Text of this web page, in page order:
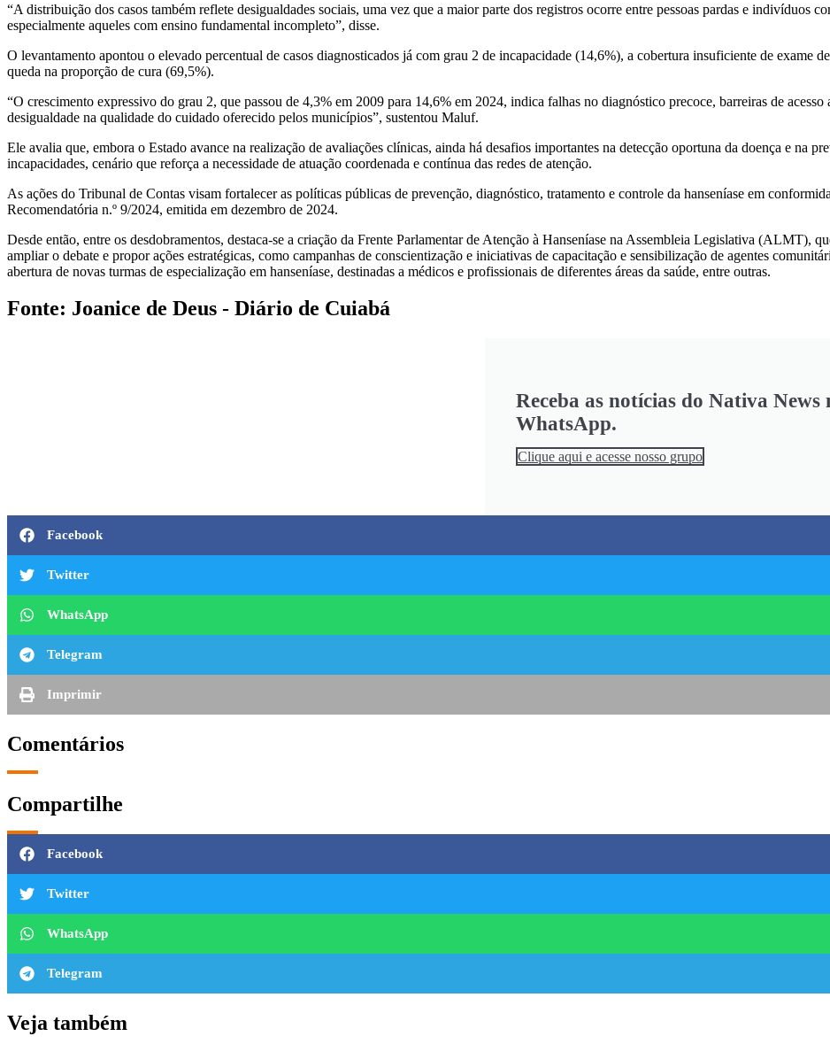
“A distribuição dos casos também reflete desigualdades sociais, uma vez que a maior parte dos registros ocorre entre pessoas pardas e indivíduos
especialmente aqueles com ensino fundamental incompleto”, disse.
O levantamento apontou o elevado percentual de casos diagnosticados já com grau 2 de incapacidade (14,6%), a cobertura insuficiente de exame
queda na proporção de cura (69,5%).
“O crescimento expressivo do grau 2, que passou de 4,3% em 2009 para 14,6% em 2024, indica falhas no diagnóstico precoce, barreiras de acesso
desigualdade na qualidade do cuidado oferecido pelos municípios”, sustentou Maluf.
Ele avalia que, embora o Estado avance na realização de avaliações clínicas, ainda há desafios importantes na detecção oportuna da doença e na
incapacidades, cenário que reforça a necessidade de atuação coordenada e contínua das redes de atenção.
As ações do Tribunal de Contas visam fortalecer as políticas públicas de prevenção, diagnóstico, tratamento e controle da hanseníase em
Recomendatória n.º 9/2024, emitida em dezembro de 2024.
Desde então, entre os desdobramentos, destaca-se a criação da Frente Parlamentar de Atenção à Hanseníase na Assembleia Legislativa (ALMT),
ampliar o debate e propor ações estratégicas, como campanhas de conscientização e iniciativas de capacitação e sensibilização de agentes
abertura de novas turmas de especialização em hanseníase, destinadas a médicos e profissionais de diferentes áreas da saúde, entre outras.
Fonte: Joanice de Deus - Diário de Cuiabá
Receba as notícias do Nativa News
WhatsApp.
Clique aqui e acesse nosso grupo
Facebook
Twitter
WhatsApp
Telegram
Imprimir
Comentários
Compartilhe
Facebook
Twitter
WhatsApp
Telegram
Veja também